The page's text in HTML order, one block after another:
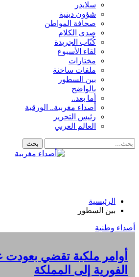
سلايدر
شؤون دينية
صحافة المواطن
صدى الكلام
كُتّاب الجريدة
لقاء الأسبوع
مختارات
ملفات ساخنة
بين السطور
بالواضح
أما بعد..
أصداء مغربية.. الورقية
رئيس التحرير
العالم العربي
الرئيسية
بين السطور
أصداء وطنية
أوامر ملكية تقضي
الفورية إلى المملكة